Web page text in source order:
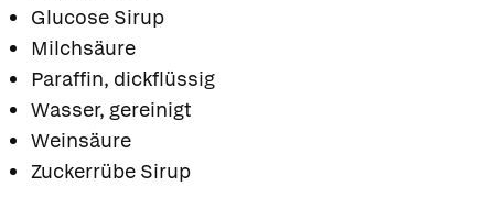
Glucose Sirup
Milchsäure
Paraffin, dickflüssig
Wasser, gereinigt
Weinsäure
Zuckerrübe Sirup